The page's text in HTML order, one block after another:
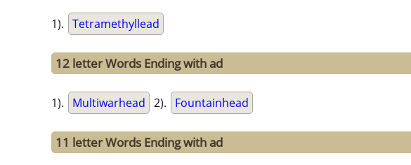
1). Tetramethyllead
12 letter Words Ending with ad
1). Multiwarhead 2). Fountainhead
11 letter Words Ending with ad